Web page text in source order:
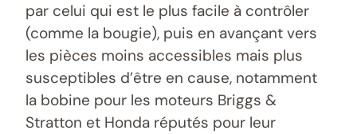
par celui qui est le plus facile à contrôler
(comme la bougie), puis en avançant vers
les pièces moins accessibles mais plus
susceptibles d’être en cause, notamment
la bobine pour les moteurs Briggs &
Stratton et Honda réputés pour leur